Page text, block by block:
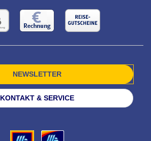
NEWSLETTER
KONTAKT & SERVICE